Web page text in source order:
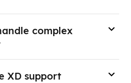
complex
XD support